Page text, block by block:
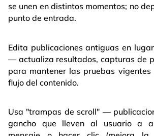
se unen en distintos momentos; no
punto de entrada.
Edita publicaciones antiguas en
— actualiza resultados, capturas de
para mantener las pruebas vigentes
flujo del contenido.
Usa "trampas de scroll" —
gancho que lleven al usuario a